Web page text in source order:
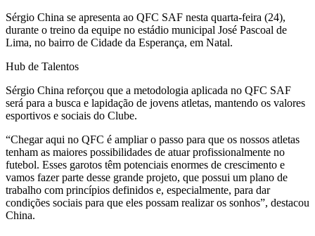
Sérgio China se apresenta ao QFC SAF nesta quarta-feira (24),
durante o treino da equipe no estádio municipal José Pascoal de
Lima, no bairro de Cidade da Esperança, em Natal.
Hub de Talentos
Sérgio China reforçou que a metodologia aplicada no QFC SAF
será para a busca e lapidação de jovens atletas, mantendo os valores
esportivos e sociais do Clube.
“Chegar aqui no QFC é ampliar o passo para que os nossos atletas
tenham as maiores possibilidades de atuar profissionalmente no
futebol. Esses garotos têm potenciais enormes de crescimento e
vamos fazer parte desse grande projeto, que possui um plano de
trabalho com princípios definidos e, especialmente, para dar
condições sociais para que eles possam realizar os sonhos”, destacou
China.